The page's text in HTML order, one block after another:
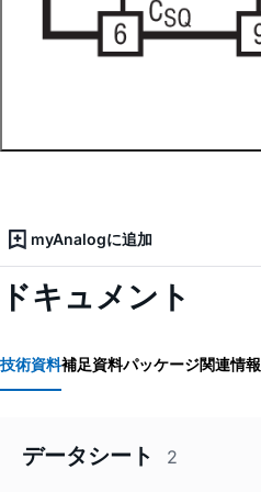
myAnalogに追加
ドキュメント
技術資料補足資料パッケージ関連情報
データシート 2